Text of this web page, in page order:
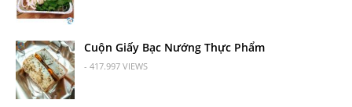
Cuộn Giấy Bạc Nướng Thực Phẩm
- 417.997 VIEWS